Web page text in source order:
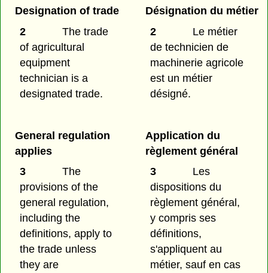
Designation of trade
2
The trade
of agricultural
equipment
technician is a
designated trade.
Désignation du métier
2
Le métier
de technicien de
machinerie agricole
est un métier
désigné.
General regulation
applies
3
The
provisions of the
general regulation,
including the
definitions, apply to
the trade unless
they are
Application du
règlement général
3
Les
dispositions du
règlement général,
y compris ses
définitions,
s'appliquent au
métier, sauf en cas